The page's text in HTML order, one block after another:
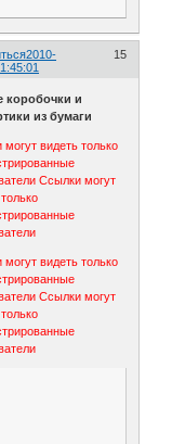
15
2010-
коробочки и
из бумаги
видеть только
Ссылки могут
видеть только
Ссылки могут